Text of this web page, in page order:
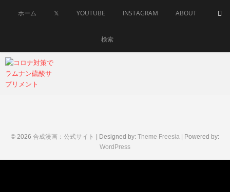
ホーム 𝕏 YOUTUBE INSTAGRAM ABOUT
検索
goseimanga
2020
© 2026 合成漫画：公式サイト | Designed by: Theme Freesia | Powered by:
WordPress